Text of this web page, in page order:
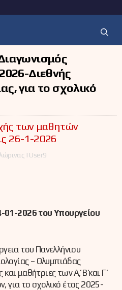
Διεθνής
για το σχολικό
των μαθητών
26-1-2026
| User9
2026 του Υπουργείου
του Πανελλήνιου
– Ολυμπιάδας
μαθήτριες των Α΄, Β΄ και Γ΄
για το σχολικό έτος 2025-